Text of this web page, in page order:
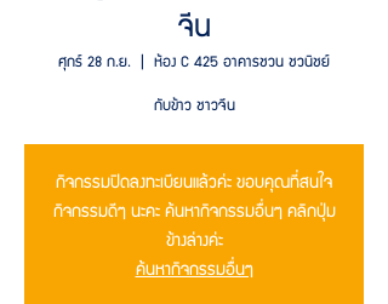
จีน
ศุกร์ 28 ก.ย. ห้อง C 425 อาคารชวน ชวนิชย์
กิจกรรมปิดลงทะเบียนแล้วค่ะ ขอบคุณที่สนใจ
กิจกรรมดีๆ นะคะ ค้นหากิจกรรมอื่นๆ คลิกปุ่ม
ข้างล่างค่ะ
ค้นหากิจกรรมอื่นๆ